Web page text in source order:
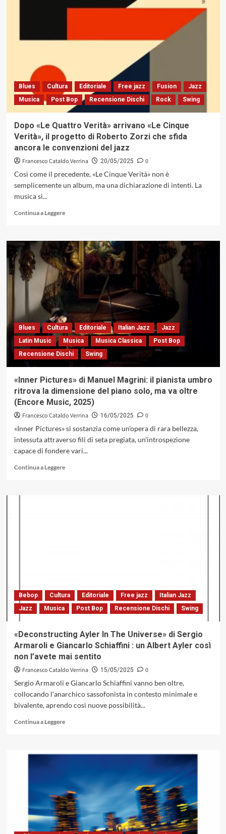
«Turandot»:
jazz
e
l’arte
di
decodificare
(Abeat
Records,
2025)
Blues Cultura Editoriale Free jazz Fusion
Jazz
Musica
Post Bop Recensione Dischi Rock Swing
Dopo «Le Quattro Verità» arrivano «Le Cinque
Verità», il progetto di Roberto Zorzi che sfida
ancora le convenzioni del jazz
Francesco Cataldo Verrina 20/05/2025
0
Così come il precedente, «Le Cinque Verità» non è
semplicemente un album, ma una dichiarazione di intenti. La
musica si...
Continua a LeggereLeggi
su
Dopo
«Le
Quattro
Verità»
arrivano
Verità»,
il
progetto
di
Roberto
sfida
ancora
le
convenzioni
jazz
Blues Cultura Editoriale Italian Jazz
Jazz
Latin Music
Musica Musica Classica
Post Bop
Recensione Dischi
Swing
«Inner Pictures» di Manuel Magrini: il pianista umbro
ritrova la dimensione del piano solo, ma va oltre
(Encore Music, 2025)
Francesco Cataldo Verrina 16/05/2025
0
«Inner Pictures» si sostanzia come un'opera di rara bellezza,
intessuta attraverso fili di seta pregiata, un'introspezione
capace di fondere vari...
Continua a LeggereLeggi
la
dimensione
del
ma
va
oltre
(Encore
2025)
Bebop Cultura Editoriale Free jazz
Italian Jazz
Jazz
Musica Post Bop Recensione Dischi Swing
«Deconstructing Ayler In The Universe» di Sergio
Armaroli e Giancarlo Schiaffini : un Albert Ayler così
non l’avete mai sentito
Francesco Cataldo Verrina 15/05/2025
0
Sergio Armaroli e Giancarlo Schiaffini vanno ben oltre,
collocando l'anarchico sassofonista in contesto minimale e
bivalente, aprendo così nuove possibilità...
Continua a LeggereLeggi
Universe»
di
Sergio
Armaroli